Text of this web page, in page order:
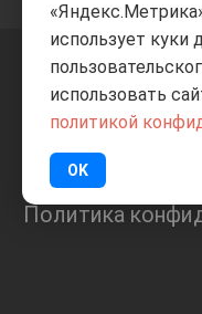
+7 8332205-
ИП Баранов А.С.
Политика
использует куки
использовать
политикой
OK